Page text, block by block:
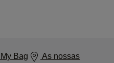
My Bag
As nossas